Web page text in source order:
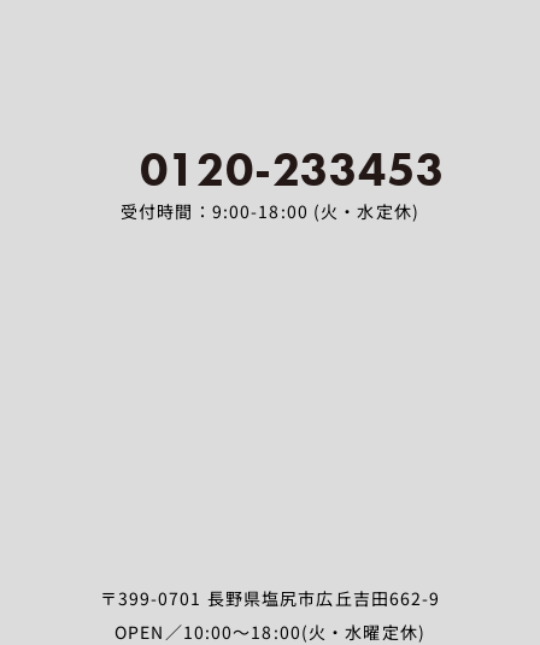
0120-233453
受付時間：9:00-18:00 (火・水定休)
〒399-0701 長野県塩尻市広丘吉田662-9
OPEN／10:00～18:00(火・水曜定休)